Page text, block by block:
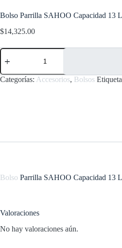
Bolso Parrilla SAHOO Capacidad 13
$14,325.00
Bolso
Parrilla
Capacidad
13
Categorías: Accesorios, Bolsos
Bolso Parrilla SAHOO Capacidad 13
Valoraciones
No hay valoraciones aún.